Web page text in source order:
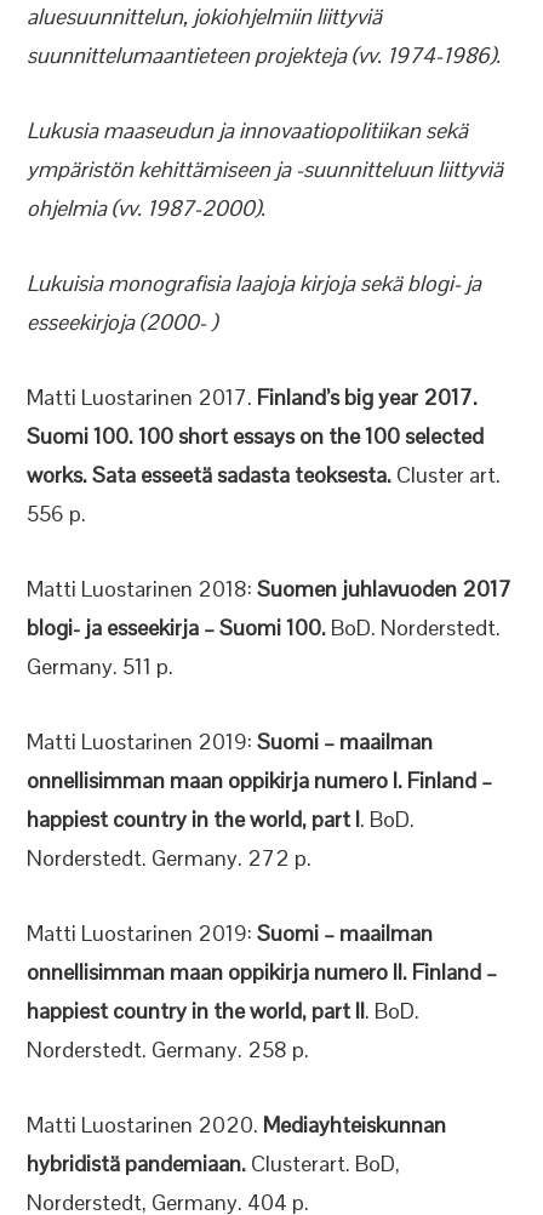
aluesuunnittelun, jokiohjelmiin liittyviä
suunnittelumaantieteen projekteja (vv. 1974-1986).
Lukusia maaseudun ja innovaatiopolitiikan sekä
ympäristön kehittämiseen ja -suunnitteluun liittyviä
ohjelmia (vv. 1987-2000).
Lukuisia monografisia laajoja kirjoja sekä blogi- ja
esseekirjoja (2000- )
Matti Luostarinen 2017. Finland’s big year 2017.
Suomi 100. 100 short essays on the 100 selected
works. Sata esseetä sadasta teoksesta. Cluster art.
556 p.
Matti Luostarinen 2018:Suomen juhlavuoden 2017
blogi- ja esseekirja – Suomi 100. BoD. Norderstedt.
Germany. 511 p.
Matti Luostarinen 2019:Suomi – maailman
onnellisimman maan oppikirja numero I. Finland –
happiest country in the world, part I. BoD.
Norderstedt. Germany. 272 p.
Matti Luostarinen 2019:Suomi – maailman
onnellisimman maan oppikirja numero II. Finland –
happiest country in the world, part II. BoD.
Norderstedt. Germany. 258 p.
Matti Luostarinen 2020. Mediayhteiskunnan
hybridistä pandemiaan. Clusterart. BoD,
Norderstedt, Germany. 404 p.